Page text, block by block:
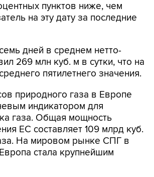
пунктов ниже, чем
на эту дату за последние
дней в среднем нетто-
269 млн куб. м в сутки, что на
пятилетнего значения.
природного газа в Европе
индикатором для
газа. Общая мощность
ЕС составляет 109 млрд куб.
На мировом рынке СПГ в
стала крупнейшим